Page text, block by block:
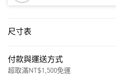
尺寸表
付款與運送方式
超取滿NT$1,500免運